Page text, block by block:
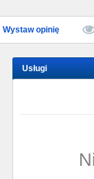
Wystaw opinię
Usługi